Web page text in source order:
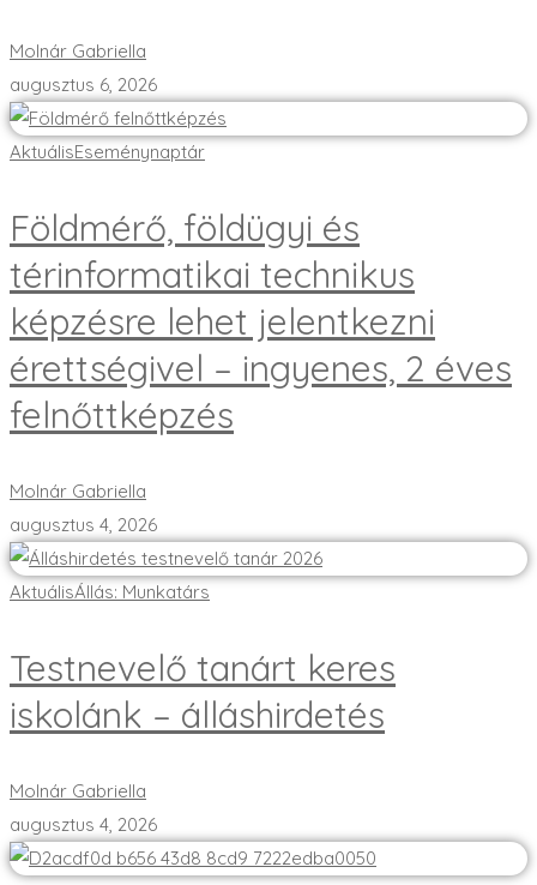
Molnár Gabriella
augusztus 6, 2026
AktuálisEseménynaptár
Földmérő, földügyi és
térinformatikai technikus
képzésre lehet jelentkezni
érettségivel – ingyenes, 2 éves
felnőttképzés
Molnár Gabriella
augusztus 4, 2026
AktuálisÁllás: Munkatárs
Testnevelő tanárt keres
iskolánk – álláshirdetés
Molnár Gabriella
augusztus 4, 2026